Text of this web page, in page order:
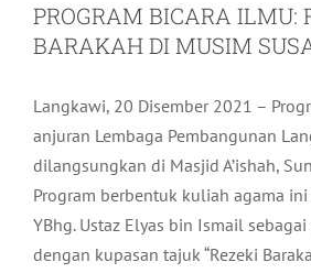
PROGRAM BICARA ILMU:
BARAKAH DI MUSIM
Langkawi, 20 Disember 2021 –
anjuran Lembaga Pembangunan
dilangsungkan di Masjid A’ishah,
Program berbentuk kuliah agama
YBhg. Ustaz Elyas bin Ismail
dengan kupasan tajuk “Rezeki